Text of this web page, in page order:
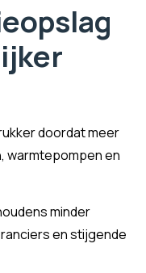
doordat meer
warmtepompen en
minder
en stijgende